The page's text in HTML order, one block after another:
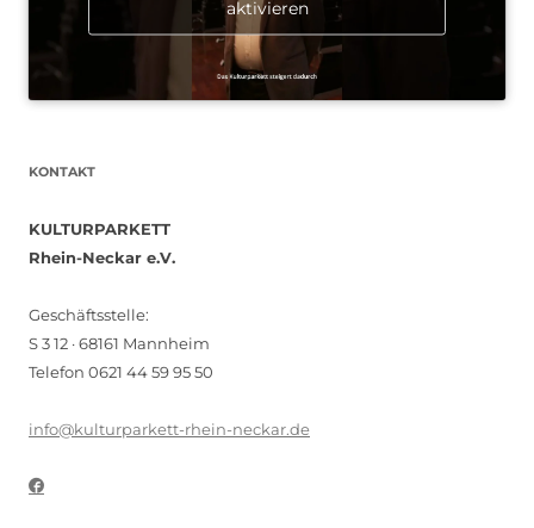
aktivieren
KONTAKT
KULTURPARKETT
Rhein-Neckar e.V.
Geschäftsstelle:
S 3 12 · 68161 Mannheim
Telefon 0621 44 59 95 50
info@kulturparkett-rhein-neckar.de